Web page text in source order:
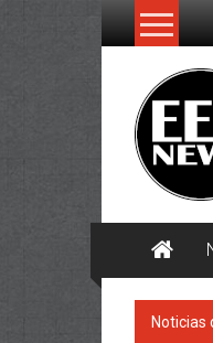
Saltar
Noticias